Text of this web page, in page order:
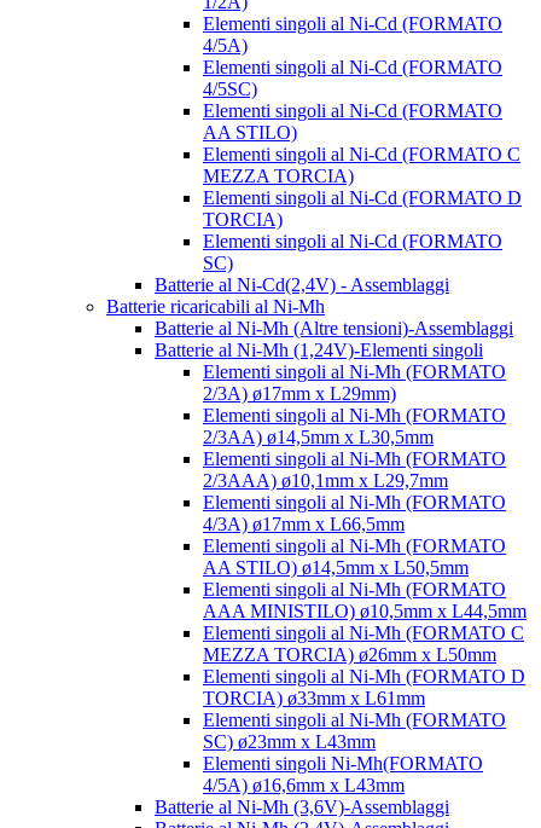
Elementi singoli al Ni-Cd (FORMATO
4/5A)
Elementi singoli al Ni-Cd (FORMATO
4/5SC)
Elementi singoli al Ni-Cd (FORMATO
AA STILO)
Elementi singoli al Ni-Cd (FORMATO C
MEZZA TORCIA)
Elementi singoli al Ni-Cd (FORMATO D
TORCIA)
Elementi singoli al Ni-Cd (FORMATO
SC)
Batterie al Ni-Cd(2,4V) - Assemblaggi
Batterie ricaricabili al Ni-Mh
Batterie al Ni-Mh (Altre tensioni)-Assemblaggi
Batterie al Ni-Mh (1,24V)-Elementi singoli
Elementi singoli al Ni-Mh (FORMATO
2/3A) ø17mm x L29mm)
Elementi singoli al Ni-Mh (FORMATO
2/3AA) ø14,5mm x L30,5mm
Elementi singoli al Ni-Mh (FORMATO
2/3AAA) ø10,1mm x L29,7mm
Elementi singoli al Ni-Mh (FORMATO
4/3A) ø17mm x L66,5mm
Elementi singoli al Ni-Mh (FORMATO
AA STILO) ø14,5mm x L50,5mm
Elementi singoli al Ni-Mh (FORMATO
AAA MINISTILO) ø10,5mm x L44,5mm
Elementi singoli al Ni-Mh (FORMATO C
MEZZA TORCIA) ø26mm x L50mm
Elementi singoli al Ni-Mh (FORMATO D
TORCIA) ø33mm x L61mm
Elementi singoli al Ni-Mh (FORMATO
SC) ø23mm x L43mm
Elementi singoli Ni-Mh(FORMATO
4/5A) ø16,6mm x L43mm
Batterie al Ni-Mh (3,6V)-Assemblaggi